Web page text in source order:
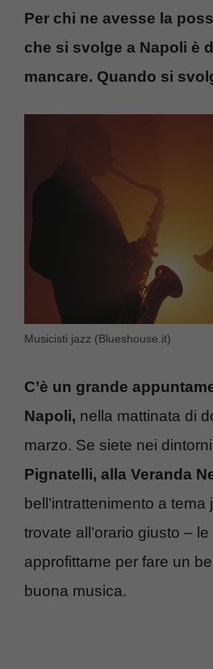
Per chi ne avesse la
che si svolge a Napoli è
mancare. Quando si
Musicisti jazz (Blueshouse.it)
C’è un grande
Napoli, nella mattinata di
marzo. Se siete nei
Pignatelli, alla Veranda
bell’intrattenimento a tema
trovate all’orario giusto –
approfittarne per fare un
buona musica.